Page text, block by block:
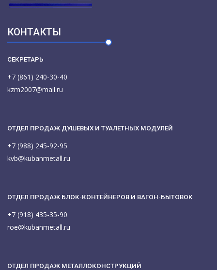
КОНТАКТЫ
СЕКРЕТАРЬ
+7 (861) 240-30-40
kzm2007@mail.ru
ОТДЕЛ ПРОДАЖ ДУШЕВЫХ И ТУАЛЕТНЫХ МОДУЛЕЙ
+7 (988) 245-92-95
kvb@kubanmetall.ru
ОТДЕЛ ПРОДАЖ БЛОК-КОНТЕЙНЕРОВ И ВАГОН-БЫТОВОК
+7 (918) 435-35-90
roe@kubanmetall.ru
ОТДЕЛ ПРОДАЖ МЕТАЛЛОКОНСТРУКЦИЙ